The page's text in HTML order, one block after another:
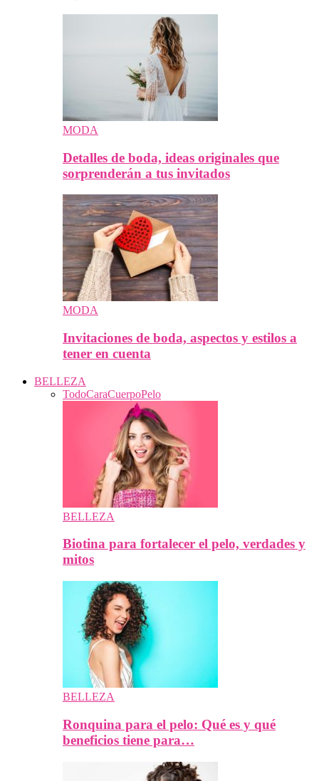
MODA
Detalles de boda, ideas originales que
sorprenderán a tus invitados
MODA
Invitaciones de boda, aspectos y estilos a
tener en cuenta
BELLEZA
TodoCaraCuerpoPelo
BELLEZA
Biotina para fortalecer el pelo, verdades y
mitos
BELLEZA
Ronquina para el pelo: Qué es y qué
beneficios tiene para…